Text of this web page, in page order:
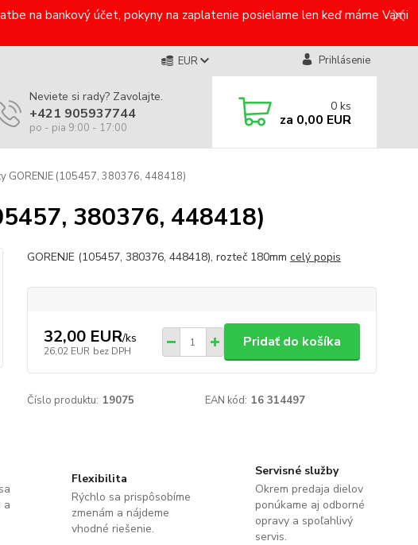
na bankový účet, pokyny na zaplatenie posielame len keď máme Vami
EUR Prihlásenie
Neviete si rady? Zavolajte.
+421 905937744
po - pia 9:00 - 17:00
0 ks
za 0,00 EUR
GORENJE (105457, 380376, 448418)
380376, 448418)
GORENJE (105457, 380376, 448418), rozteč 180mm celý popis
32,00 EUR/ks
26,02 EUR bez DPH
Pridať do košíka
Číslo produktu: 19075 EAN kód: 16 314497
a
Flexibilita
Rýchlo sa prispôsobíme
zmenám a nájdeme
vhodné riešenie.
Servisné služby
Okrem predaja dielov
ponúkame aj odborné
opravy a spoľahlivý
servis.